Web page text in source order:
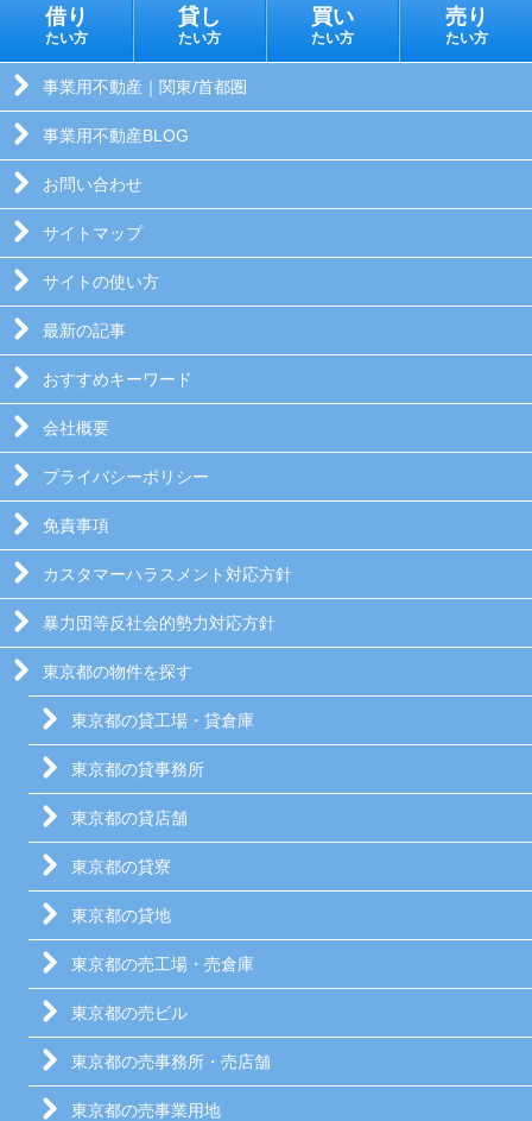
借り
たい方
貸し
たい方
買い
たい方
売り
たい方
事業用不動産｜関東/首都圏
事業用不動産BLOG
お問い合わせ
サイトマップ
サイトの使い方
最新の記事
おすすめキーワード
会社概要
プライバシーポリシー
免責事項
カスタマーハラスメント対応方針
暴力団等反社会的勢力対応方針
東京都の物件を探す
東京都の貸工場・貸倉庫
東京都の貸事務所
東京都の貸店舗
東京都の貸寮
東京都の貸地
東京都の売工場・売倉庫
東京都の売ビル
東京都の売事務所・売店舗
東京都の売事業用地